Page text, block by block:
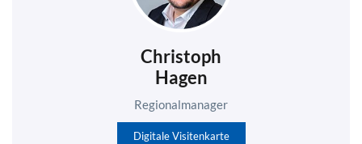
Christoph
Hagen
Regionalmanager
Digitale Visitenkarte